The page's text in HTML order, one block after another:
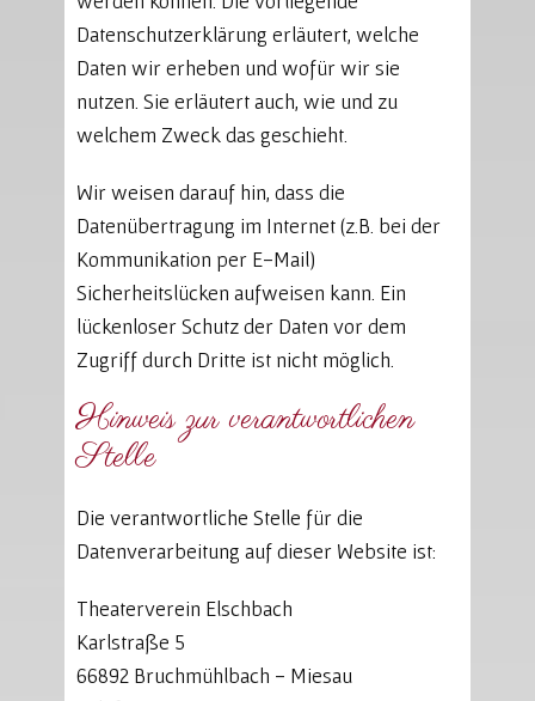
Datenschutzerklärung erläutert, welche
Daten wir erheben und wofür wir sie
nutzen. Sie erläutert auch, wie und zu
welchem Zweck das geschieht.
Wir weisen darauf hin, dass die
Datenübertragung im Internet (z.B. bei der
Kommunikation per E-Mail)
Sicherheitslücken aufweisen kann. Ein
lückenloser Schutz der Daten vor dem
Zugriff durch Dritte ist nicht möglich.
Hinweis zur verantwortlichen
Stelle
Die verantwortliche Stelle für die
Datenverarbeitung auf dieser Website ist:
Theaterverein Elschbach
Karlstraße 5
66892 Bruchmühlbach - Miesau